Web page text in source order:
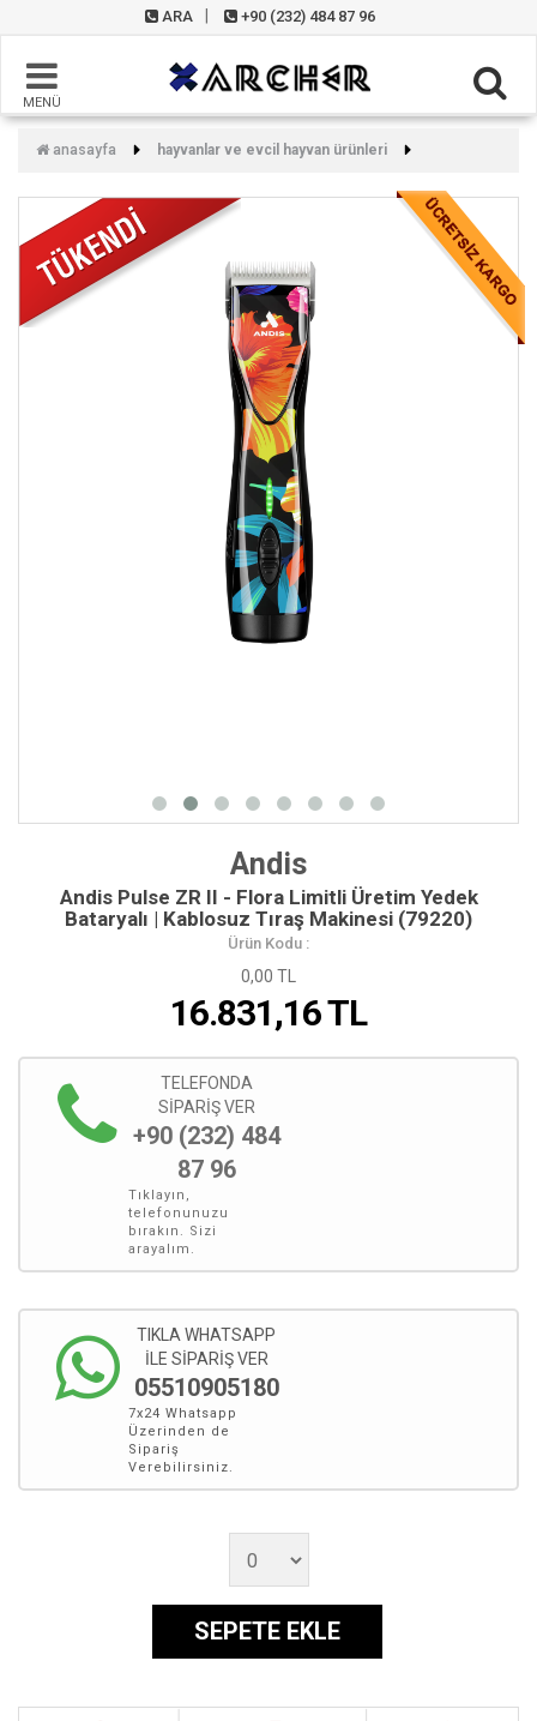
ARA +90 (232) 484 87 96
MENÜ
anasayfa hayvanlar ve evcil hayvan ürünleri
Andis
Andis Pulse ZR II - Flora Limitli Üretim Yedek
Bataryalı | Kablosuz Tıraş Makinesi (79220)
Ürün Kodu :
0,00 TL
16.831,16TL
TELEFONDA
SİPARİŞ VER
+90 (232) 484
87 96
Tıklayın,
telefonunuzu
bırakın. Sizi
arayalım.
TIKLA WHATSAPP
İLE SİPARİŞ VER
05510905180
7x24 Whatsapp
Üzerinden de
Sipariş
Verebilirsiniz.
SEPETE EKLE